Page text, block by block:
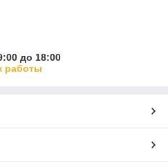
до 18:00
работы